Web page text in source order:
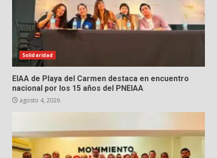
Solidaridad
EIAA de Playa del Carmen destaca en encuentro
nacional por los 15 años del PNEIAA
agosto 4, 2026